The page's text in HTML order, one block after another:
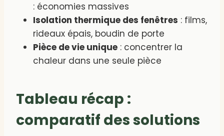
: économies massives
Isolation thermique des fenêtres : films,
rideaux épais, boudin de porte
Pièce de vie unique : concentrer la
chaleur dans une seule pièce
Tableau récap :
comparatif des solutions